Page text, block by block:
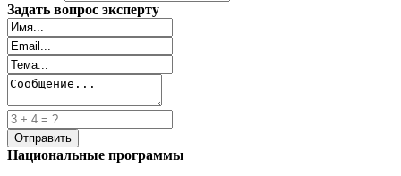
Задать вопрос эксперту
Национальные программы